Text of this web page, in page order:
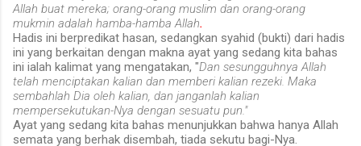
Allah buat mereka; orang-orang muslim dan orang-orang
mukmin adalah hamba-hamba Allah.
Hadis ini berpredikat hasan, sedangkan syahid (bukti) dari hadis
ini yang berkaitan dengan makna ayat yang sedang kita bahas
ini ialah kalimat yang mengatakan, "Dan sesungguhnya Allah
telah menciptakan kalian dan memberi kalian rezeki. Maka
sembahlah Dia oleh kalian, dan janganlah kalian
mempersekutukan-Nya dengan sesuatu pun."
Ayat yang sedang kita bahas menunjukkan bahwa hanya Allah
semata yang berhak disembah, tiada sekutu bagi-Nya.